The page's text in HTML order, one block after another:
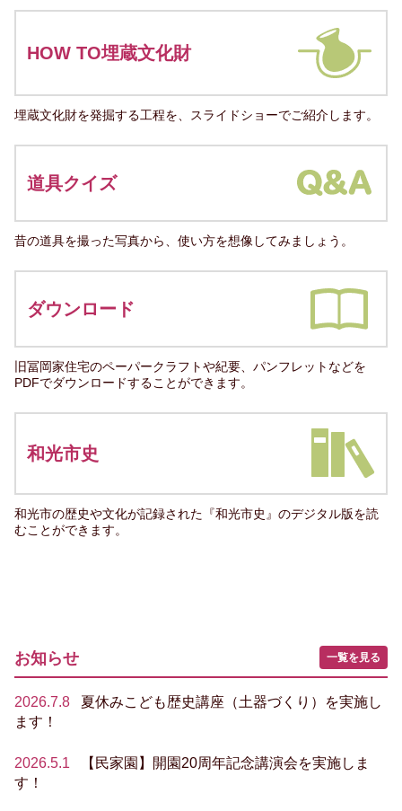
HOW TO埋蔵文化財
埋蔵文化財を発掘する工程を、スライドショーでご紹介します。
道具クイズ
昔の道具を撮った写真から、使い方を想像してみましょう。
ダウンロード
旧冨岡家住宅のペーパークラフトや紀要、パンフレットなどを
PDFでダウンロードすることができます。
和光市史
和光市の歴史や文化が記録された『和光市史』のデジタル版を読
むことができます。
お知らせ 一覧を見る
2026.7.8
夏休みこども歴史講座（土器づくり）を実施し
ます！
2026.5.1
【民家園】開園20周年記念講演会を実施しま
す！